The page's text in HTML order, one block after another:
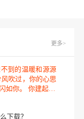
更多>
到的温暖和源源
吹过，你的心思
如你。 你建起…
下载？